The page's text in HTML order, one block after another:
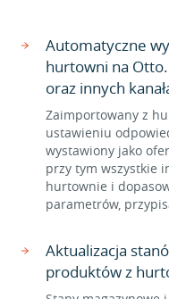
Automatyczne
hurtowni na
oraz innych
Zaimportowany z
ustawieniu
wystawiony jako
przy tym wszystkie
hurtownie i
parametrów,
Aktualizacja
produktów z